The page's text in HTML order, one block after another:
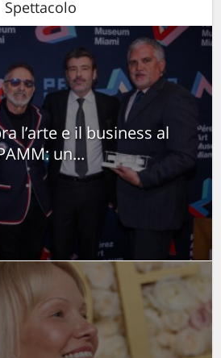
Spettacolo
l’arte e il business al
un...